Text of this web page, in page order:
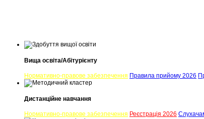
Вища освіта/Абітурієнту
Нормативно-правове забезпечення Правила прийому 2026
Дистанційне навчання
Нормативно-правове забезпечення Реєстрація 2026